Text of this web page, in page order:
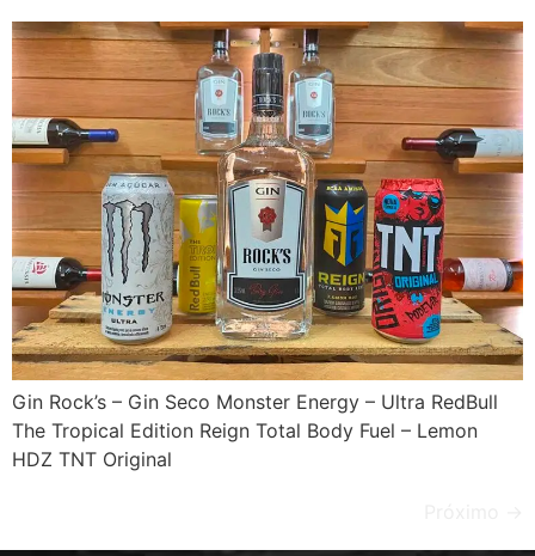
Gin Rock’s – Gin Seco Monster Energy – Ultra RedBull
The Tropical Edition Reign Total Body Fuel – Lemon
HDZ TNT Original